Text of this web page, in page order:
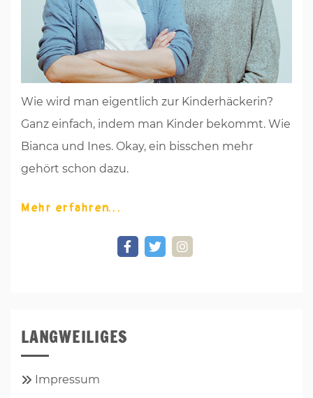
Wie wird man eigentlich zur Kinderhäckerin?
Ganz einfach, indem man Kinder bekommt. Wie
Bianca und Ines. Okay, ein bisschen mehr
gehört schon dazu.
Mehr erfahren
LANGWEILIGES
Impressum